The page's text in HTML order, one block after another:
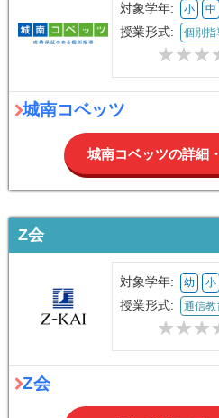
対象学年: 小 中
授業形式: 個別指
城南コベッツ
城南コベッツの詳細
Z会
対象学年: 幼 小
授業形式: 通信教
Z会